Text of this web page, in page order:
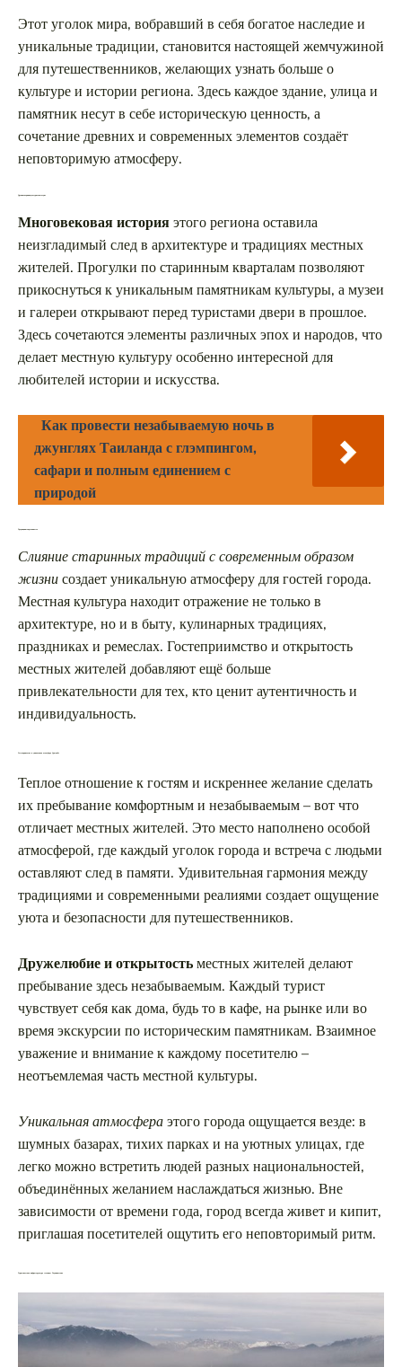
Этот уголок мира, вобравший в себя богатое наследие и
уникальные традиции, становится настоящей жемчужиной
для путешественников, желающих узнать больше о
культуре и истории региона. Здесь каждое здание, улица и
памятник несут в себе историческую ценность, а
сочетание древних и современных элементов создаёт
неповторимую атмосферу.
Древние корни и культурное наследие
Многовековая историяэтого региона оставила
неизгладимый след в архитектуре и традициях местных
жителей. Прогулки по старинным кварталам позволяют
прикоснуться к уникальным памятникам культуры, а музеи
и галереи открывают перед туристами двери в прошлое.
Здесь сочетаются элементы различных эпох и народов, что
делает местную культуру особенно интересной для
любителей истории и искусства.
Как провести незабываемую ночь в
джунглях Таиланда с глэмпингом,
сафари и полным единением с
природой
Традиции и современность
Слияние старинных традиций с современным образом
жизнисоздает уникальную атмосферу для гостей города.
Местная культура находит отражение не только в
архитектуре, но и в быту, кулинарных традициях,
праздниках и ремеслах. Гостеприимство и открытость
местных жителей добавляют ещё больше
привлекательности для тех, кто ценит аутентичность и
индивидуальность.
Гостеприимство и уникальная атмосфера Душанбе
Теплое отношение к гостям и искреннее желание сделать
их пребывание комфортным и незабываемым – вот что
отличает местных жителей. Это место наполнено особой
атмосферой, где каждый уголок города и встреча с людьми
оставляют след в памяти. Удивительная гармония между
традициями и современными реалиями создает ощущение
уюта и безопасности для путешественников.
Дружелюбие и открытостьместных жителей делают
пребывание здесь незабываемым. Каждый турист
чувствует себя как дома, будь то в кафе, на рынке или во
время экскурсии по историческим памятникам. Взаимное
уважение и внимание к каждому посетителю –
неотъемлемая часть местной культуры.
Уникальная атмосфераэтого города ощущается везде: в
шумных базарах, тихих парках и на уютных улицах, где
легко можно встретить людей разных национальностей,
объединённых желанием наслаждаться жизнью. Вне
зависимости от времени года, город всегда живет и кипит,
приглашая посетителей ощутить его неповторимый ритм.
Туристическая инфраструктура столицы Таджикистана